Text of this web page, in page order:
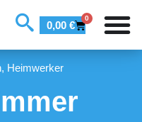
0,00 €
0
, Heimwerker